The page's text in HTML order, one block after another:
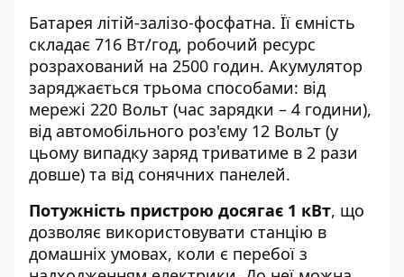
Батарея літій-залізо-фосфатна. Її ємність
складає 716 Вт/год, робочий ресурс
розрахований на 2500 годин. Акумулятор
заряджається трьома способами: від
мережі 220 Вольт (час зарядки – 4 години),
від автомобільного роз'єму 12 Вольт (у
цьому випадку заряд триватиме в 2 рази
довше) та від сонячних панелей.
Потужність пристрою досягає 1 кВт, що
дозволяє використовувати станцію в
домашніх умовах, коли є перебої з